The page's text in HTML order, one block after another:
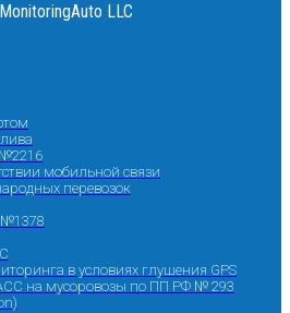
LLC
мобильной связи
перевозок
в условиях глушения GPS
на мусоровозы по ПП РФ № 293